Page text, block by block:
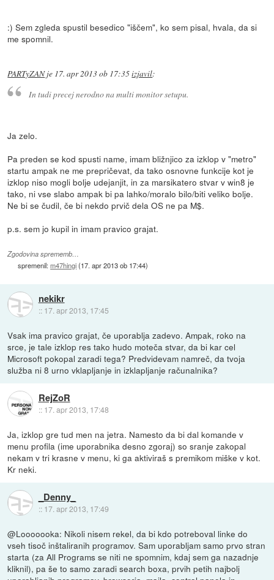
:) Sem zgleda spustil besedico "iščem", ko sem pisal, hvala, da si
me spomnil.
PARTyZANje 17. apr 2013 ob 17:35izjavil:
In tudi precej nerodno na multi monitor setupu.
Ja zelo.
Pa preden se kod spusti name, imam bližnjico za izklop v "metro"
startu ampak ne me prepričevat, da tako osnovne funkcije kot je
izklop niso mogli bolje udejanjit, in za marsikatero stvar v win8 je
tako, ni vse slabo ampak bi pa lahko/moralo bilo/biti veliko bolje.
Ne bi se čudil, če bi nekdo prvič dela OS ne pa M$.
p.s. sem jo kupil in imam pravico grajat.
Zgodovina sprememb…
spremenil:m47hingi(17. apr 2013 ob 17:44)
nekikr
:: 17. apr 2013, 17:45
Vsak ima pravico grajat, če uporablja zadevo. Ampak, roko na
srce, je tale izklop res tako hudo moteča stvar, da bi kar cel
Microsoft pokopal zaradi tega? Predvidevam namreč, da tvoja
služba ni 8 urno vklapljanje in izklapljanje računalnika?
RejZoR
:: 17. apr 2013, 17:48
Ja, izklop gre tud men na jetra. Namesto da bi dal komande v
menu profila (ime uporabnika desno zgoraj) so sranje zakopal
nekam v tri krasne v menu, ki ga aktiviraš s premikom miške v kot.
Kr neki.
_Denny_
:: 17. apr 2013, 17:49
@Looooooka: Nikoli nisem rekel, da bi kdo potreboval linke do
vseh tisoč inštaliranih programov. Sam uporabljam samo prvo stran
starta (za All Programs se niti ne spomnim, kdaj sem ga nazadnje
kliknil), pa še to samo zaradi search boxa, prvih petih najbolj